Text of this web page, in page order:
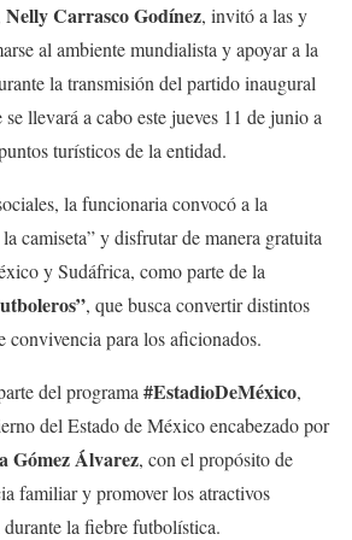
Nelly Carrasco Godínez, invitó a las y
al ambiente mundialista y apoyar a la
la transmisión del partido inaugural
llevará a cabo este jueves 11 de junio a
turísticos de la entidad.
la funcionaria convocó a la
camiseta” y disfrutar de manera gratuita
y Sudáfrica, como parte de la
, que busca convertir distintos
convivencia para los aficionados.
del programa #EstadioDeMéxico,
del Estado de México encabezado por
Gómez Álvarez, con el propósito de
familiar y promover los atractivos
la fiebre futbolística.